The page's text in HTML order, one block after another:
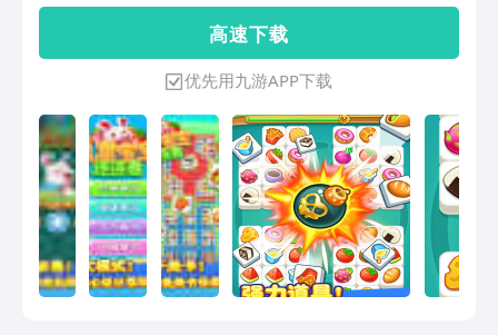
菜以及香甜可口的点心，萌萌哒让你爱不
释手。 2、多种模式玩翻天！休闲模式、
极速模式、无限模式、地狱模式、经典模
式… 儿童宝宝连连看玩法简单，高分不
易。敢来挑战？
高 速 下 载
优先用九游APP下载